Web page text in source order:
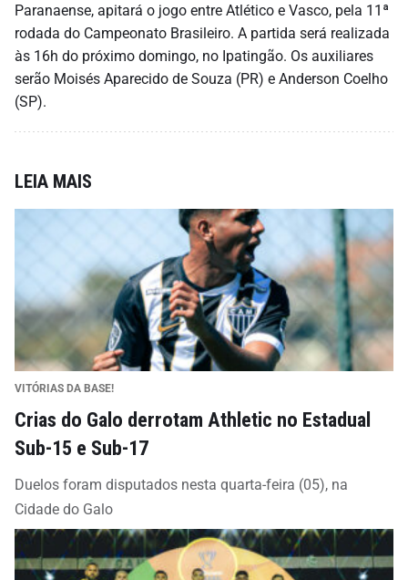
Paranaense, apitará o jogo entre Atlético e Vasco, pela 11ª
rodada do Campeonato Brasileiro. A partida será realizada
às 16h do próximo domingo, no Ipatingão. Os auxiliares
serão Moisés Aparecido de Souza (PR) e Anderson Coelho
(SP).
LEIA MAIS
VITÓRIAS DA BASE!
Crias do Galo derrotam Athletic no Estadual
Sub-15 e Sub-17
Duelos foram disputados nesta quarta-feira (05), na
Cidade do Galo